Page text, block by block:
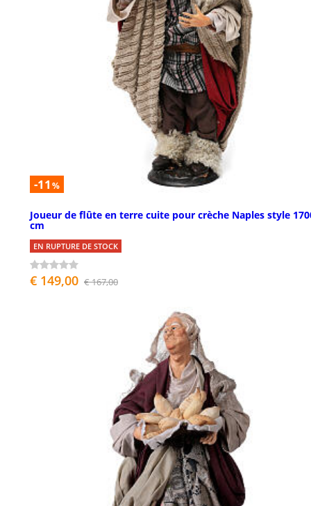
-11 %
Joueur de flûte en terre cuite pour crèche Naples style
cm
EN RUPTURE DE STOCK
€ 149,00 € 167,00